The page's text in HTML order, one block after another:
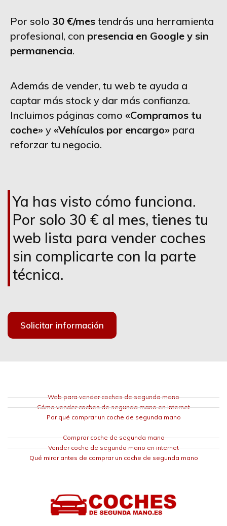
Por solo 30 €/mes tendrás una herramienta
profesional, con presencia en Google y sin
permanencia.
Además de vender, tu web te ayuda a
captar más stock y dar más confianza.
Incluimos páginas como «Compramos tu
coche» y «Vehículos por encargo» para
reforzar tu negocio.
Ya has visto cómo funciona.
Por solo 30 € al mes, tienes tu
web lista para vender coches
sin complicarte con la parte
técnica.
Solicitar información
Web para vender coches de segunda mano
Cómo vender coches de segunda mano en internet
Por qué comprar un coche de segunda mano
Comprar coche de segunda mano
Vender coche de segunda mano en internet
Qué mirar antes de comprar un coche de segunda mano